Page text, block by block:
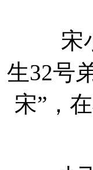
宋小
生32号
宋”，